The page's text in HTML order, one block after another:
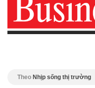
Theo Nhịp sống thị trường